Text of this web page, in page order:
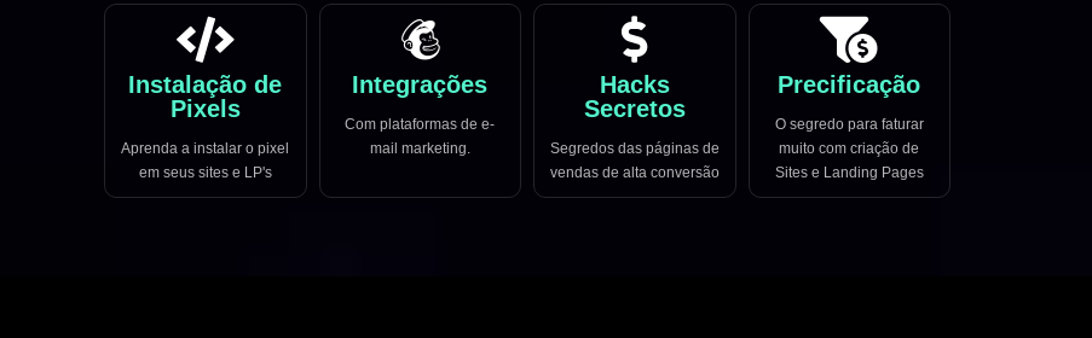
Instalação de
Pixels
Aprenda a instalar o pixel
em seus sites e LP's
Integrações
Com plataformas de e-
mail marketing.
Hacks
Secretos
Segredos das páginas de
vendas de alta conversão
Precificação
O segredo para faturar
muito com criação de
Sites e Landing Pages